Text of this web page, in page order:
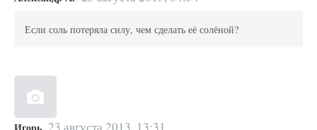
Если соль потеряла силу, чем сделать её солёной?